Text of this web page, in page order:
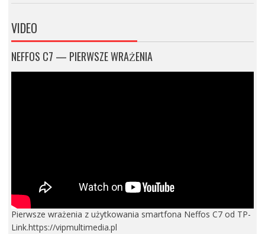
VIDEO
NEFFOS C7 — PIERWSZE WRAŻENIA
Pierwsze wrażenia z użytkowania smartfona Neffos C7 od TP-
Link.https://vipmultimedia.pl